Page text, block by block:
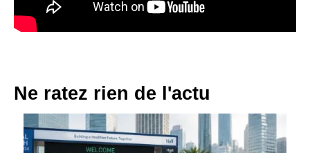
Ne ratez rien de l'actu